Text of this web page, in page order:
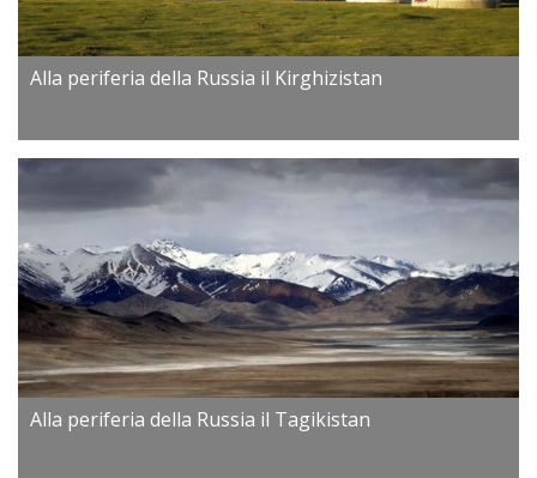
Alla periferia della Russia il Kirghizistan
Alla periferia della Russia il Tagikistan